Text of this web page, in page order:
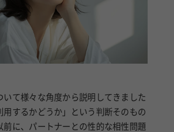
いて様々な角度から説明してきました
用するかどうか」という判断そのもの
前に、パートナーとの性的な相性問題